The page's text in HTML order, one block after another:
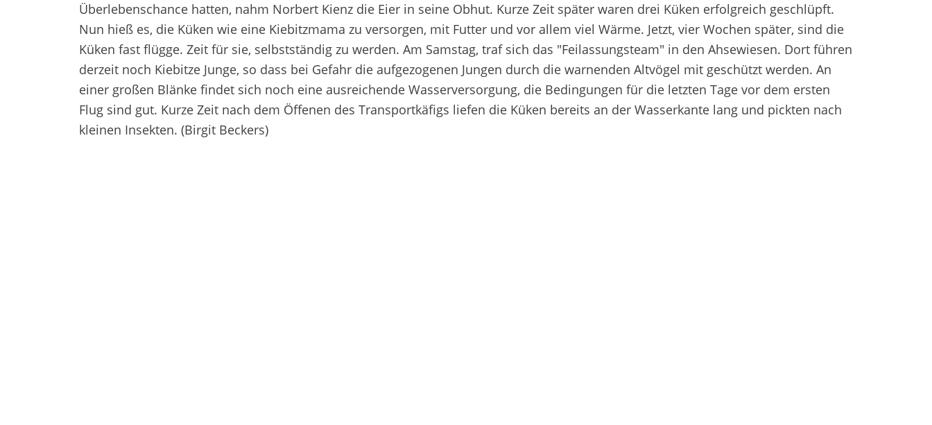
Überlebenschance hatten, nahm Norbert Kienz die Eier in seine Obhut. Kurze Zeit später waren drei Küken erfolgreich geschlüpft.
Nun hieß es, die Küken wie eine Kiebitzmama zu versorgen, mit Futter und vor allem viel Wärme. Jetzt, vier Wochen später, sind die
Küken fast flügge. Zeit für sie, selbstständig zu werden. Am Samstag, traf sich das "Feilassungsteam" in den Ahsewiesen. Dort führen
derzeit noch Kiebitze Junge, so dass bei Gefahr die aufgezogenen Jungen durch die warnenden Altvögel mit geschützt werden. An
einer großen Blänke findet sich noch eine ausreichende Wasserversorgung, die Bedingungen für die letzten Tage vor dem ersten
Flug sind gut. Kurze Zeit nach dem Öffenen des Transportkäfigs liefen die Küken bereits an der Wasserkante lang und pickten nach
kleinen Insekten. (Birgit Beckers)